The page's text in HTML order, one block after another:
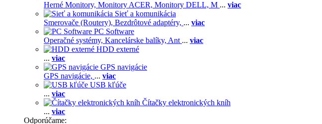
Herné Monitory, Monitory ACER, Monitory DELL, M ... viac
Sieť a komunikácia
Smerovače (Routery), Bezdrôtové adaptéry, ... viac
PC Software
Operačné systémy, Kancelárske balíky, Ant ... viac
HDD externé
... viac
GPS navigácie
GPS navigácie, ... viac
USB kľúče
... viac
Čítačky elektronických kníh
... viac
Odporúčame: